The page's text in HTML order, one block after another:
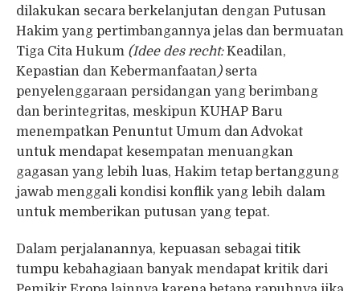
dilakukan secara berkelanjutan dengan Putusan
Hakim yang pertimbangannya jelas dan bermuatan
Tiga Cita Hukum (Idee des recht:Keadilan,
Kepastian dan Kebermanfaatan)serta
penyelenggaraan persidangan yang berimbang
dan berintegritas, meskipun KUHAP Baru
menempatkan Penuntut Umum dan Advokat
untuk mendapat kesempatan menuangkan
gagasan yang lebih luas, Hakim tetap bertanggung
jawab menggali kondisi konflik yang lebih dalam
untuk memberikan putusan yang tepat.
Dalam perjalanannya, kepuasan sebagai titik
tumpu kebahagiaan banyak mendapat kritik dari